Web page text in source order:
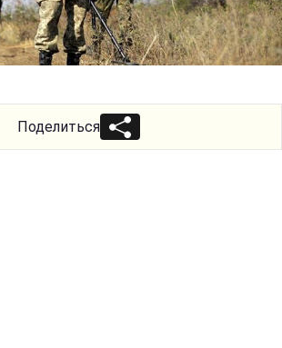
Поделиться